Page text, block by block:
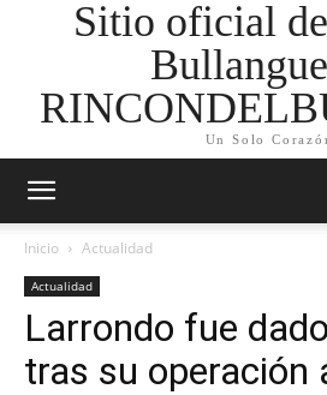
Sitio oficial
Un Solo
Inicio Actualidad
Actualidad
Larrondo fue
tras su operación